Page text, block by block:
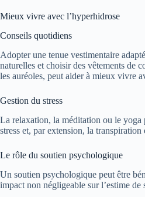
Mieux vivre avec l’hyperhidrose
Conseils quotidiens
Adopter une tenue vestimentaire
naturelles et choisir des vêtements de
les auréoles, peut aider à mieux vivre
Gestion du stress
La relaxation, la méditation ou le yoga
stress et, par extension, la transpiration
Le rôle du soutien psychologique
Un soutien psychologique peut être
impact non négligeable sur l’estime de